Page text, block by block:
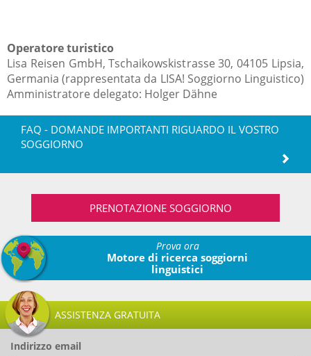
Operatore turistico
Lisa Reisen GmbH, Tschaikowskistrasse 30, 04105 Lipsia,
Germania (rappresentata da LISA! Soggiorno Linguistico)
Amministratore delegato: Holger Dähne
FAQ - DOMANDE IMPORTANTI RIGUARDO IL VOSTRO
SOGGIORNO
PRENOTAZIONE SOGGIORNO
Prova ora
Motore di ricerca soggiorni
linguistici
ASSISTENZA GRATUITA
Indirizzo email